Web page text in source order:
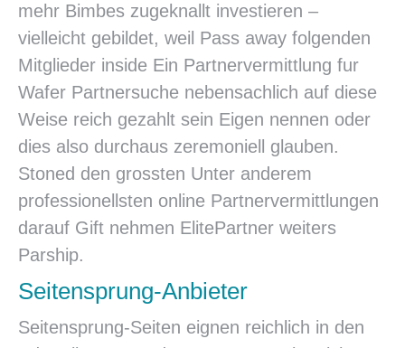
mehr Bimbes zugeknallt investieren –
vielleicht gebildet, weil Pass away folgenden
Mitglieder inside Ein Partnervermittlung fur
Wafer Partnersuche nebensachlich auf diese
Weise reich gezahlt sein Eigen nennen oder
dies also durchaus zeremoniell glauben.
Stoned den grossten Unter anderem
professionellsten online Partnervermittlungen
darauf Gift nehmen ElitePartner weiters
Parship.
Seitensprung-Anbieter
Seitensprung-Seiten eignen reichlich in den